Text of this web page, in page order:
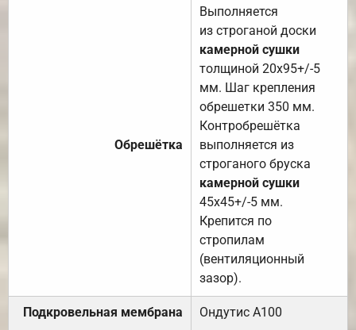
Обрешётка
Выполняется
из строганой доски
камерной сушки
толщиной 20х95+/-5
мм. Шаг крепления
обрешетки 350 мм.
Контробрешётка
выполняется из
строганого бруска
камерной сушки
45х45+/-5 мм.
Крепится по
стропилам
(вентиляционный
зазор).
Подкровельная мембрана Ондутис А100